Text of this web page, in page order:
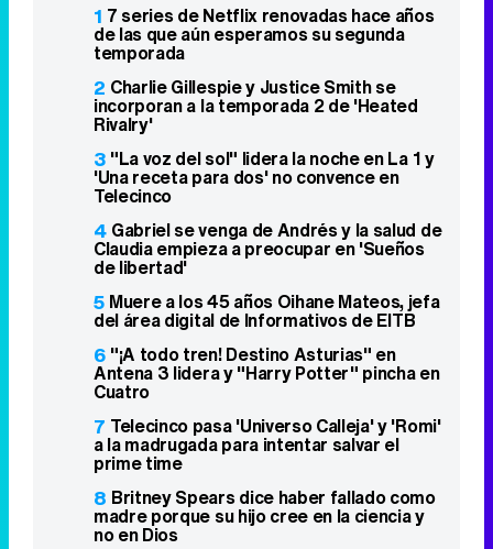
1 7 series de Netflix renovadas hace años
de las que aún esperamos su segunda
temporada
2 Charlie Gillespie y Justice Smith se
incorporan a la temporada 2 de 'Heated
Rivalry'
3 "La voz del sol" lidera la noche en La 1 y
'Una receta para dos' no convence en
Telecinco
4 Gabriel se venga de Andrés y la salud de
Claudia empieza a preocupar en 'Sueños
de libertad'
5 Muere a los 45 años Oihane Mateos, jefa
del área digital de Informativos de EITB
6 "¡A todo tren! Destino Asturias" en
Antena 3 lidera y "Harry Potter" pincha en
Cuatro
7 Telecinco pasa 'Universo Calleja' y 'Romi'
a la madrugada para intentar salvar el
prime time
8 Britney Spears dice haber fallado como
madre porque su hijo cree en la ciencia y
no en Dios